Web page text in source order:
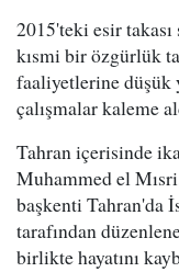
2015'teki esir
kısmi bir özgürlük
faaliyetlerine düşük
çalışmalar kaleme
Tahran içerisinde
Muhammed el
başkenti Tahran'da
tarafından
birlikte hayatını